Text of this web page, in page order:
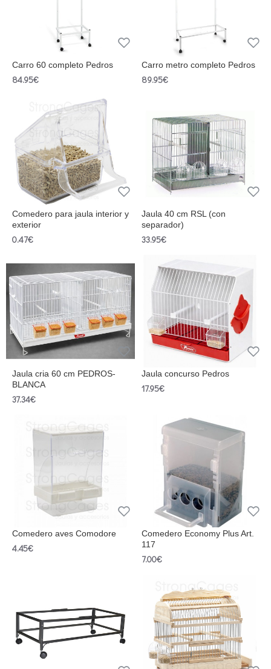
Carro 60 completo Pedros
84.95€
Carro metro completo Pedros
89.95€
Comedero para jaula interior y
exterior
0.47€
Jaula 40 cm RSL (con
separador)
33.95€
Jaula cria 60 cm PEDROS-
BLANCA
37.34€
Jaula concurso Pedros
17.95€
Comedero aves Comodore
4.45€
Comedero Economy Plus Art.
117
7.00€